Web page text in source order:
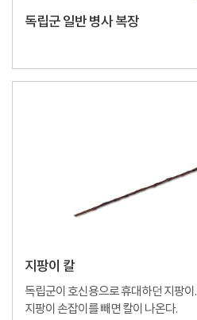
독립군 일반 병사 복장
지팡이 칼
독립군이 호신용으로 휴대하던 지팡이.
지팡이 손잡이를 빼면 칼이 나온다.